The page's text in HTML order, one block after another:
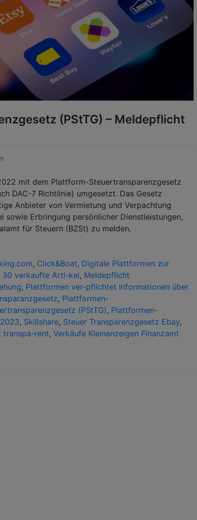
(PStTG) – Meldepflicht
mit dem Plattform-Steuertransparenzgesetz
DAC-7 Richtlinie) umgesetzt. Das Gesetz
Anbieter von Vermietung und Verpachtung
sowie Erbringung persönlicher Dienstleistungen,
für Steuern (BZSt) zu melden.
, Click&Boat, Digitale Plattformen zur
30 verkaufte Arti-kel, Meldepflicht
, Plattformen ver-pflichtet Informationen über
, Plattformen-
(PStTG) , Plattformen-
, Skillshare, Steuer Transparenzgesetz Ebay,
transpa-rent, Verkäufe Kleinanzeigen Finanzamt